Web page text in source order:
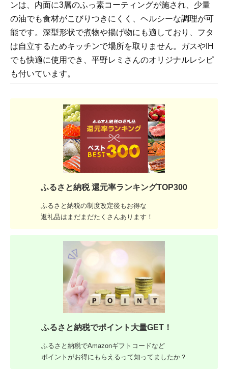
ンは、内面に3層のふっ素コーティングが施され、少量
の油でも食材がこびりつきにくく、ヘルシーな調理が可
能です。深型形状で煮物や揚げ物にも適しており、フタ
は自立するためキッチンで場所を取りません。ガスやIH
でも快適に使用でき、平野レミさんのオリジナルレシピ
も付いています。
ふるさと納税 還元率ランキングTOP300
ふるさと納税の制度改定後もお得な
返礼品はまだまだたくさんあります！
ふるさと納税でポイント大量GET！
ふるさと納税でAmazonギフトコードなど
ポイントがお得にもらえるって知ってましたか？